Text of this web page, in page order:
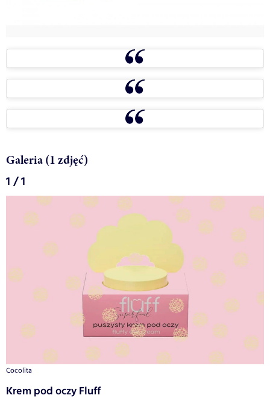
Galeria (1 zdjęć)
1 / 1
Cocolita
Krem pod oczy Fluff